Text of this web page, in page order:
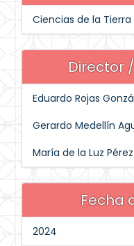
Ciencias de la Tierra
Director
Eduardo Rojas
Gerardo Medellín
María de la Luz
Fecha
2024